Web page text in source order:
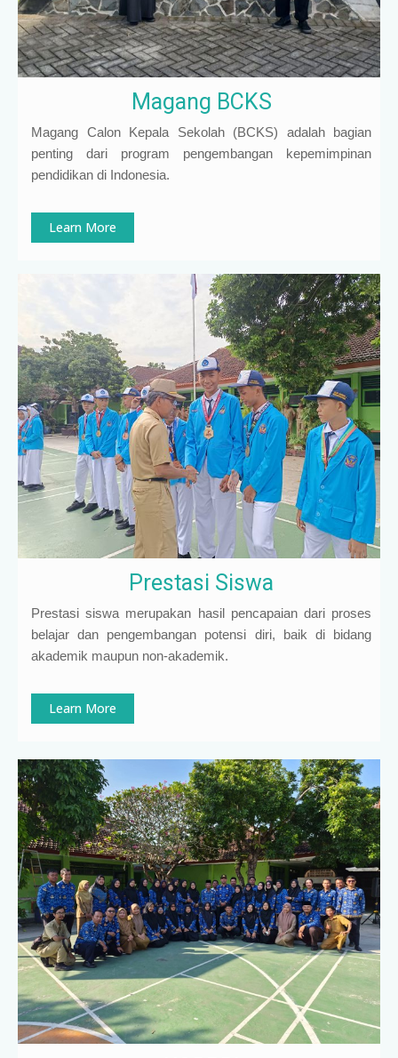
Magang BCKS
Magang Calon Kepala Sekolah (BCKS) adalah bagian
penting dari program pengembangan kepemimpinan
pendidikan di Indonesia.
Learn More
Prestasi Siswa
Prestasi siswa merupakan hasil pencapaian dari proses
belajar dan pengembangan potensi diri, baik di bidang
akademik maupun non-akademik.
Learn More